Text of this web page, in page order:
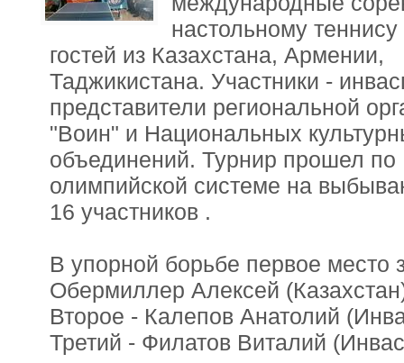
настольному
гостей из Казахстана, Армении,
Таджикистана. Участники -
представители региональной
"Воин" и Национальных
объединений. Турнир прошел по
олимпийской системе на
16 участников .
В упорной борьбе первое место
Обермиллер Алексей
Второе - Калепов Анатолий
Третий - Филатов Виталий